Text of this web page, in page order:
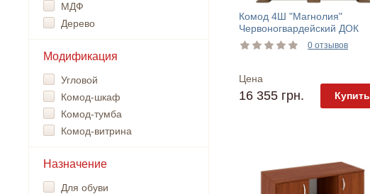
МДФ
Дерево
Модификация
Угловой
Комод-шкаф
Комод-тумба
Комод-витрина
Назначение
Для обуви
Комод 4Ш "Магнолия"
Червоногвардейский ДОК
0 отзывов
Цена
16 355 грн. Купить